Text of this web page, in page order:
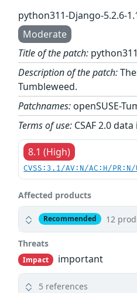
python311-Django-5.2.6-
Moderate
Title of the patch:
Description of the patch:
Tumbleweed.
Patchnames: openSUSE-
Terms of use: CSAF 2.0
8.1 (High)
CVSS:3.1/AV:N/AC:H/
Affected products
Recommended 12
Threats
Impact
important
5 references